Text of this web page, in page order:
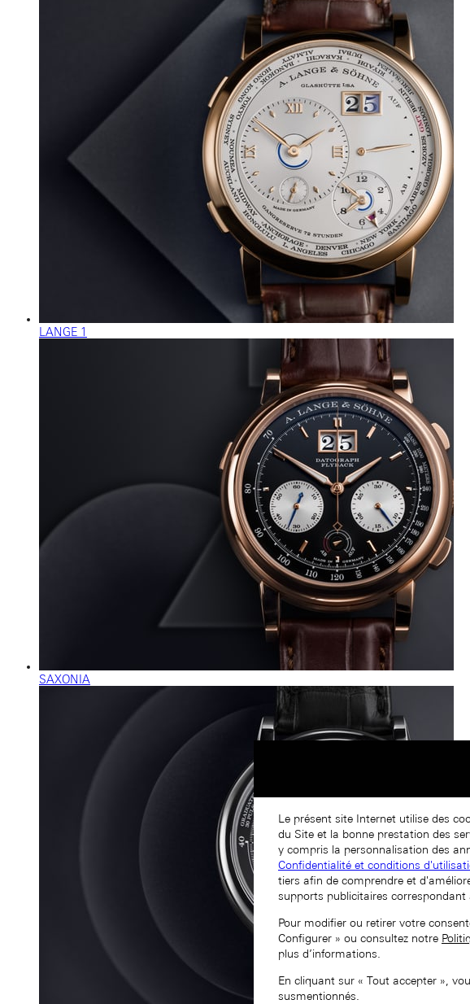
LANGE 1
SAXONIA
Le présent site Internet utilise des
du Site et la bonne prestation des
y compris la personnalisation des
Confidentialité et conditions
tiers afin de comprendre et
supports publicitaires correspondant
Pour modifier ou retirer votre
Configurer » ou consultez notre
plus d’informations.
En cliquant sur « Tout accepter »,
susmentionnés.